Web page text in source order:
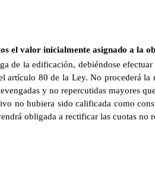
el valor inicialmente asignado a la
de la edificación, debiéndose
artículo 80 de la Ley. No procederá
y no repercutidas mayores
no hubiera sido calificada como
obligada a rectificar las cuotas